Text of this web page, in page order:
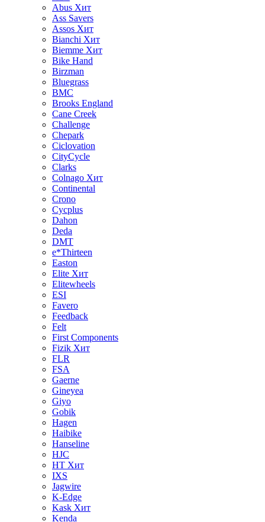
Abus Хит
Ass Savers
Assos Хит
Bianchi Хит
Biemme Хит
Bike Hand
Birzman
Bluegrass
BMC
Brooks England
Cane Creek
Challenge
Chepark
Ciclovation
CityCycle
Clarks
Colnago Хит
Continental
Crono
Cycplus
Dahon
Deda
DMT
e*Thirteen
Easton
Elite Хит
Elitewheels
ESI
Favero
Feedback
Felt
First Components
Fizik Хит
FLR
FSA
Gaerne
Gineyea
Giyo
Gobik
Hagen
Haibike
Hanseline
HJC
HT Хит
IXS
Jagwire
K-Edge
Kask Хит
Kenda